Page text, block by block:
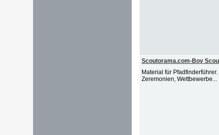
Scoutorama.com-Boy
Material für
Zeremonien,